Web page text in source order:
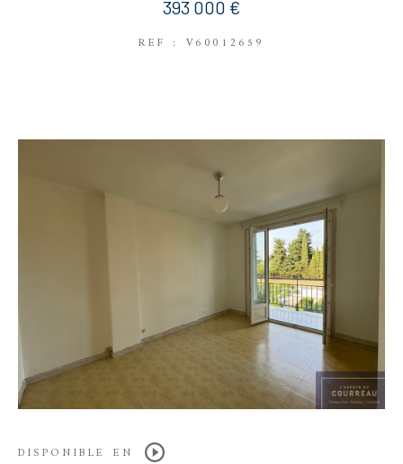
393 000 €
REF : V60012659
DISPONIBLE EN